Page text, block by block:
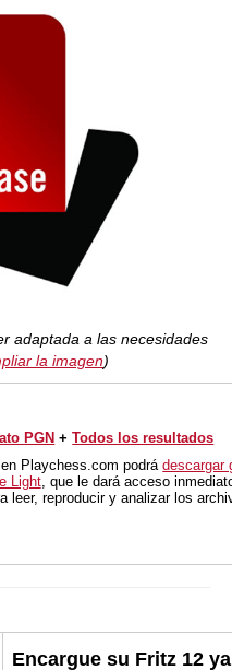
adaptada a las necesidades
la imagen)
PGN +Todos los resultados
Playchess.com podrádescargar
Light, que le dará acceso
leer, reproducir y analizar los
Encargue su Fritz 12